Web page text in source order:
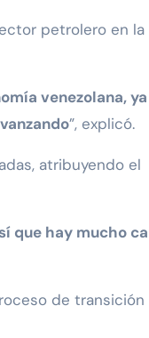
petrolero en la
venezolana,
”, explicó.
atribuyendo el
que hay mucho
de transición